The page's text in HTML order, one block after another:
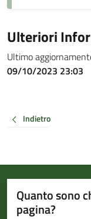
Ulteriori
Ultimo
09/10/2023 23:03
Indietro
Quanto sono
pagina?